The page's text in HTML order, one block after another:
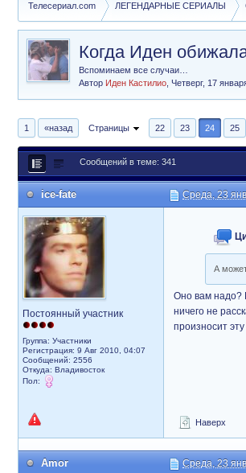
Телесериал.com ЛЕГЕНДАРНЫЕ СЕРИАЛЫ
Когда Иден
Вспоминаем все случаи…
Автор Иден Кастилио Четверг, 17
1 «назад Страницы 22 23 24 25
Сообщений в теме: 341
ice-fate Среда, 23
Постоянный участник
Группа: Участники
Регистрация: 9 Авг 2010, 04:07
Сообщений: 2556
Откуда: Владивосток
Пол:
А
Оно вам надо?
ничего не
произносит
Наверх
Amor Среда, 23